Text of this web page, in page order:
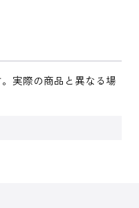
実際の商品と異なる場